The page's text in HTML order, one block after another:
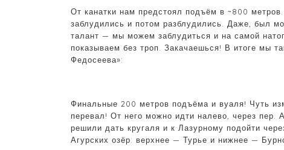
От канатки нам предстоял подъём в ~800
заблудились и потом разблудились. Даже, был
талант — мы можем заблудиться и на самой
показываем без троп. Закачаешься! В итоге мы
Федосеева»:
Финальные 200 метров подъёма и вуаля! Чуть
перевал! От него можно идти налево, через
решили дать кругаля и к Лазурному подойти
Агурских озёр: верхнее — Турье и нижнее —